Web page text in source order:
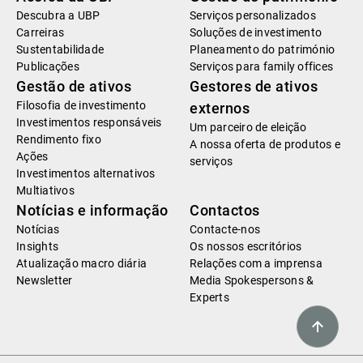
Descubra a UBP
Carreiras
Sustentabilidade
Publicações
Serviços personalizados
Soluções de investimento
Planeamento do património
Serviços para family offices
Gestão de ativos
Filosofia de investimento
Investimentos responsáveis
Rendimento fixo
Ações
Investimentos alternativos
Multiativos
Gestores de ativos
externos
Um parceiro de eleição
A nossa oferta de produtos e
serviços
Notícias e informação
Notícias
Insights
Atualização macro diária
Newsletter
Contactos
Contacte-nos
Os nossos escritórios
Relações com a imprensa
Media Spokespersons &
Experts